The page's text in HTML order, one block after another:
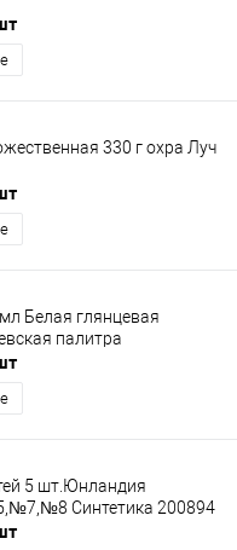
330 г охра Луч
Белая глянцевая
палитра
5 шт.Юнландия
Синтетика 200894